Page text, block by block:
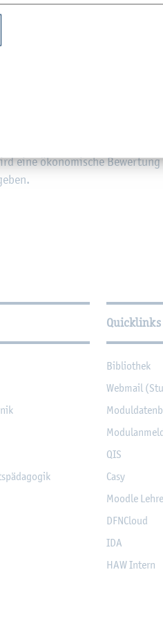
und
die Nut­zung in
im Herbst 2006
Aus­saat­zei­ten
Er­geb­nis­se aus
von Sorg­hum-
auf
Fo­li­en­an­bau, Drill-, Eng-,
eine öko­no­mi­sche
Bi­blio­thek
Web­mail
QIS
Casy
Mood­le
DF­NCloud
IDA
HAW In­tern